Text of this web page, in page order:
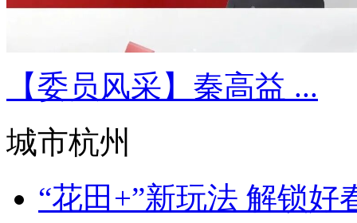
【委员风采】秦高益 ...
城市杭州
“花田+”新玩法 解锁好